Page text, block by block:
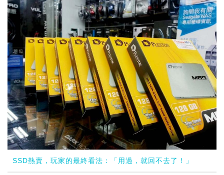
SSD熱賣，玩家的最終看法：「用過，就回不去了！」